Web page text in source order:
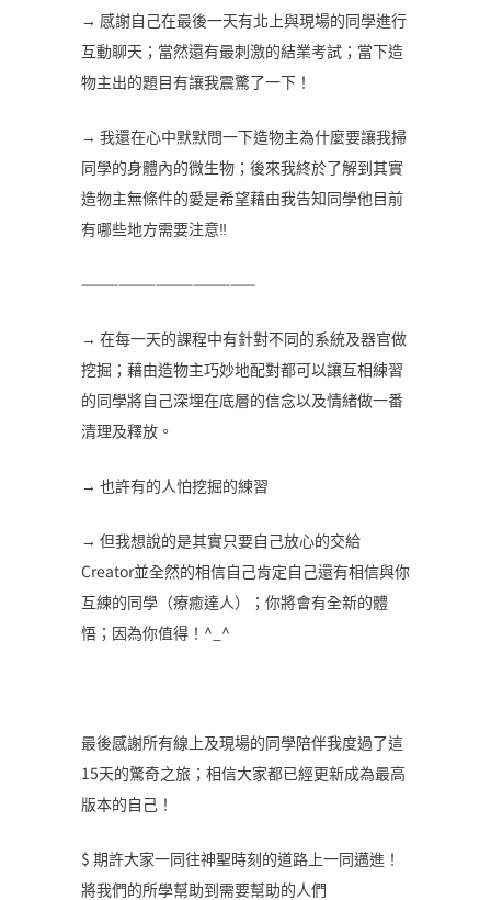
→ 感謝自己在最後一天有北上與現場的同學進行
互動聊天；當然還有最刺激的結業考試；當下造
物主出的題目有讓我震驚了一下！
→ 我還在心中默默問一下造物主為什麼要讓我掃
同學的身體內的微生物；後來我終於了解到其實
造物主無條件的愛是希望藉由我告知同學他目前
有哪些地方需要注意‼️
——————————————
→ 在每一天的課程中有針對不同的系統及器官做
挖掘；藉由造物主巧妙地配對都可以讓互相練習
的同學將自己深埋在底層的信念以及情緒做一番
清理及釋放。
→ 也許有的人怕挖掘的練習
→ 但我想說的是其實只要自己放心的交給
Creator並全然的相信自己肯定自己還有相信與你
互練的同學（療癒達人）；你將會有全新的體
悟；因為你值得！^_^
最後感謝所有線上及現場的同學陪伴我度過了這
15天的驚奇之旅；相信大家都已經更新成為最高
版本的自己！
$ 期許大家一同往神聖時刻的道路上一同邁進！
將我們的所學幫助到需要幫助的人們